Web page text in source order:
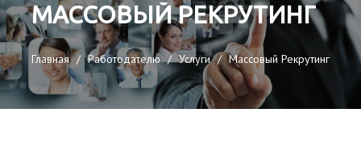
МАССОВЫЙ РЕКРУТИНГ
Главная Работодателю Услуги Массовый Рекрутинг